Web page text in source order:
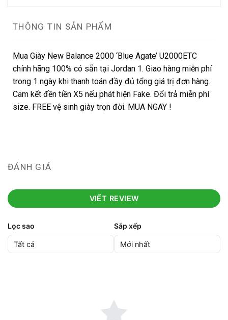
THÔNG TIN SẢN PHẨM
Mua Giày New Balance 2000 ‘Blue Agate’ U2000ETC
chính hãng 100% có sẵn tại Jordan 1. Giao hàng miễn phí
trong 1 ngày khi thanh toán đầy đủ tổng giá trị đơn hàng.
Cam kết đền tiền X5 nếu phát hiện Fake. Đổi trả miễn phí
size. FREE vệ sinh giày trọn đời. MUA NGAY !
ĐÁNH GIÁ
VIẾT REVIEW
Lọc sao Sắp xếp